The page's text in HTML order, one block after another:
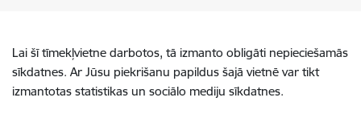
Lai šī tīmekļvietne darbotos, tā izmanto obligāti nepieciešamās
sīkdatnes. Ar Jūsu piekrišanu papildus šajā vietnē var tikt
izmantotas statistikas un sociālo mediju sīkdatnes.